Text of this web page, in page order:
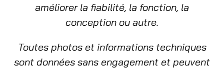
améliorer la fiabilité, la fonction, la
conception ou autre.
Toutes photos et informations techniques
sont données sans engagement et peuvent